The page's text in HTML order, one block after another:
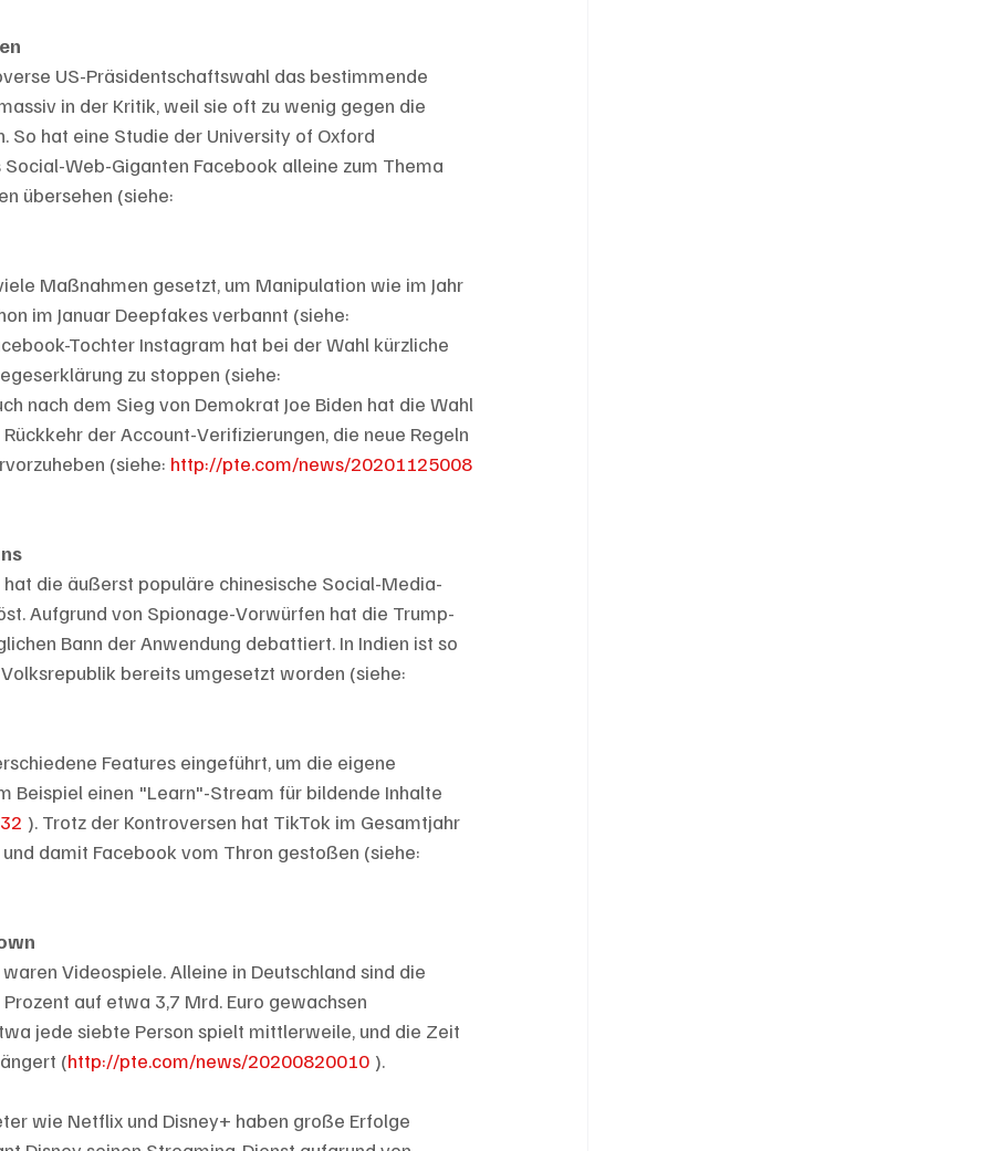
US-Präsidentschaftswahl das bestimmende
in der Kritik, weil sie oft zu wenig gegen die
So hat eine Studie der University of Oxford
Web-Giganten Facebook alleine zum Thema
übersehen (siehe:
Maßnahmen gesetzt, um Manipulation wie im Jahr
im Januar Deepfakes verbannt (siehe:
Tochter Instagram hat bei der Wahl kürzliche
zu stoppen (siehe:
nach dem Sieg von Demokrat Joe Biden hat die Wahl
der Account-Verifizierungen, die neue Regeln
(siehe: http://pte.com/news/20201125008
hat die äußerst populäre chinesische Social-Media-
Aufgrund von Spionage-Vorwürfen hat die Trump-
Bann der Anwendung debattiert. In Indien ist so
bereits umgesetzt worden (siehe:
Features eingeführt, um die eigene
Beispiel einen "Learn"-Stream für bildende Inhalte
). Trotz der Kontroversen hat TikTok im Gesamtjahr
damit Facebook vom Thron gestoßen (siehe:
Videospiele. Alleine in Deutschland sind die
auf etwa 3,7 Mrd. Euro gewachsen
jede siebte Person spielt mittlerweile, und die Zeit
(http://pte.com/news/20200820010 ).
wie Netflix und Disney+ haben große Erfolge